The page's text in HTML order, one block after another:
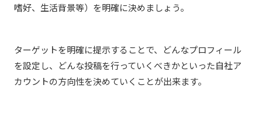
嗜好、生活背景等）を明確に決めましょう。
ターゲットを明確に提示することで、どんなプロフィール
を設定し、どんな投稿を行っていくべきかといった自社ア
カウントの方向性を決めていくことが出来ます。